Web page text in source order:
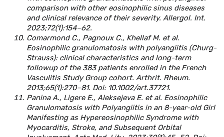
comparison with other eosinophilic sinus diseases
and clinical relevance of their severity. Allergol. Int.
2023;72(1):154–62.
Comarmond C., Pagnoux C., Khellaf M. et al.
Eosinophilic granulomatosis with polyangiitis (Churg-
Strauss): clinical characteristics and long-term
followup of the 383 patients enrolled in the French
Vasculitis Study Group cohort. Arthrit. Rheum.
2013;65(1):270–81. Doi: 10.1002/art.37721.
Panina A., Ligere E., Aleksejeva E. et al. Eosinophilic
Granulomatosis with Polyangiitis in an 8-year-old Girl
Manifesting as Hypereosinophilic Syndrome with
Myocarditis, Stroke, and Subsequent Orbital